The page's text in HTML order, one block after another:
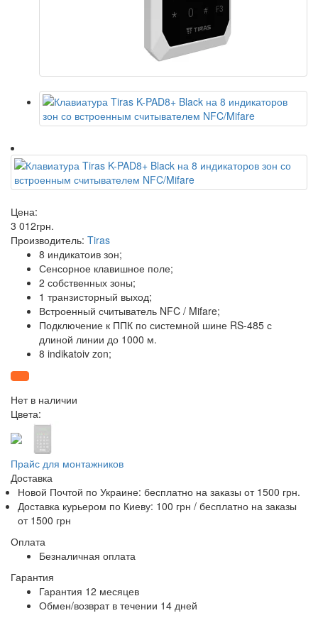
Цена:
3 012грн.
Производитель: Tiras
8 индикатоив зон;
Сенсорное клавишное поле;
2 собственных зоны;
1 транзисторный выход;
Встроенный считыватель NFC / Mifare;
Подключение к ППК по системной шине RS-485 с
длиной линии до 1000 м.
8 indikatoiv zon;
Нет в наличии
Цвета:
Прайс для монтажников
Доставка
Новой Почтой по Украине: бесплатно на заказы от 1500 грн.
Доставка курьером по Киеву: 100 грн / бесплатно на заказы
от 1500 грн
Оплата
Безналичная оплата
Гарантия
Гарантия 12 месяцев
Обмен/возврат в течении 14 дней